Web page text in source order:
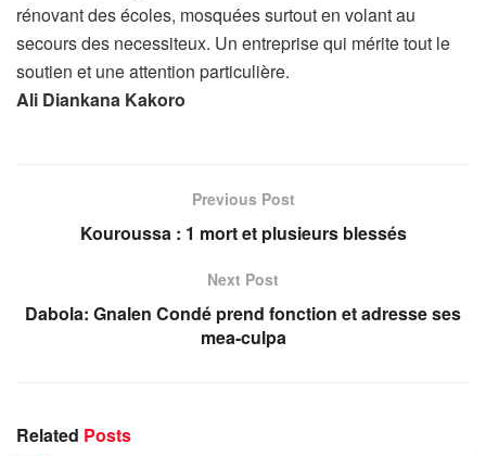
rénovant des écoles, mosquées surtout en volant au
secours des necessiteux. Un entreprise qui mérite tout le
soutien et une attention particulière.
Ali Diankana Kakoro
Previous Post
Kouroussa : 1 mort et plusieurs blessés
Next Post
Dabola: Gnalen Condé prend fonction et adresse ses
mea-culpa
Related Posts